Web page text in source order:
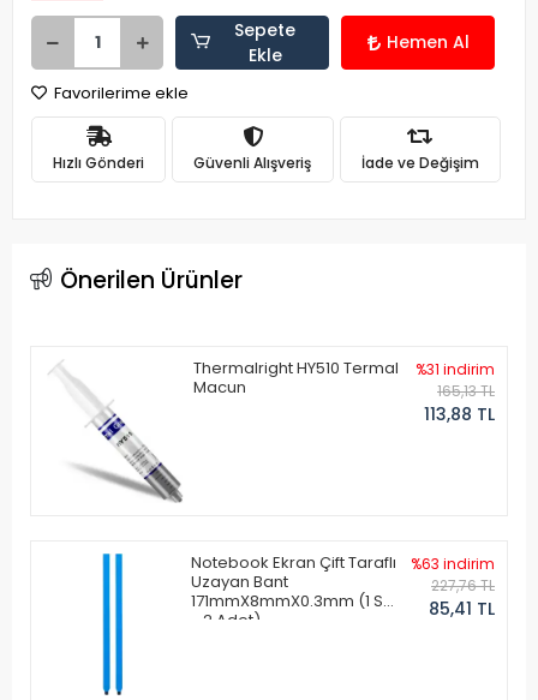
Sepete
Ekle
Hemen Al
Favorilerime ekle
Hızlı Gönderi Güvenli Alışveriş İade ve Değişim
Önerilen Ürünler
Thermalright HY510 Termal
Macun
%31 indirim
165,13 TL
113,88 TL
Notebook Ekran Çift Taraflı
Uzayan Bant
171mmX8mmX0.3mm (1 Set
- 2 Adet)
%63 indirim
227,76 TL
85,41 TL